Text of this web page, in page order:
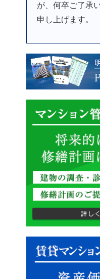
が、何卒ご了承
申し上げます。